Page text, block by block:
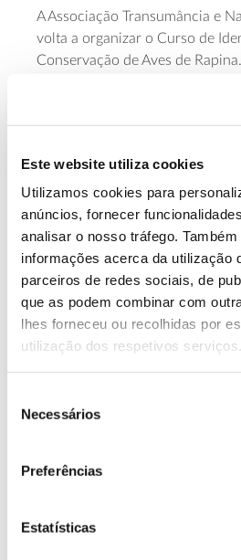
Este website utiliza cookies
Utilizamos cookies para
anúncios, fornecer
analisar o nosso tráfego.
informações acerca da utilização
parceiros de redes sociais, de
que as podem combinar com
lhes forneceu ou recolhidas por
utilização dos respetivos serviços.
Necessários
Preferências
Estatísticas
A Associação Transumância e
volta a organizar o Curso de
Conservação de Aves de
prossegue com mais dois dias
prática, com saídas de campo
curso realiza-se em parceria
junta grandes nomes da
Saiba mais
13.07.2026
Genoma do priolo e de outras
Registar galhas de Trichi em
cidadãos chamados a ajudar